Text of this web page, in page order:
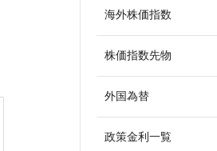
海外株価指数
株価指数先物
外国為替
政策金利一覧